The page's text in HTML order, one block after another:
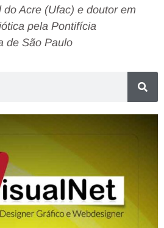
Acre (Ufac) e doutor em
pela Pontifícia
de São Paulo